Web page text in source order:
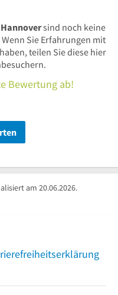
sind noch keine
Sie Erfahrungen mit
teilen Sie diese hier
Bewertung ab!
am 20.06.2026.